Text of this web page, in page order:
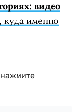
видео
куда именно